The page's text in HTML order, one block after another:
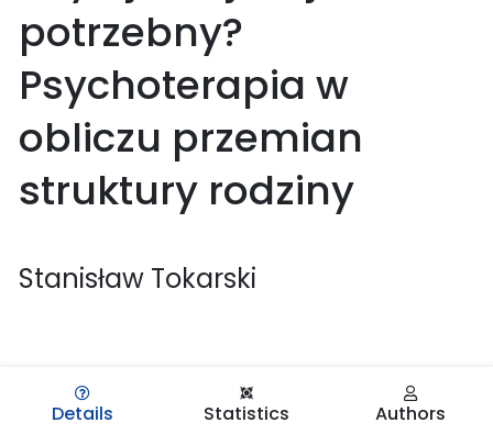
potrzebny?
Psychoterapia w
obliczu przemian
struktury rodziny
Stanisław Tokarski
Details Statistics Authors